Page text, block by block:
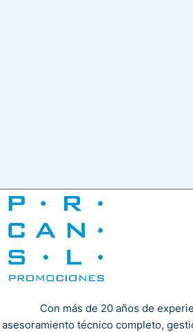
Con más de 20 años de
asesoramiento técnico completo,